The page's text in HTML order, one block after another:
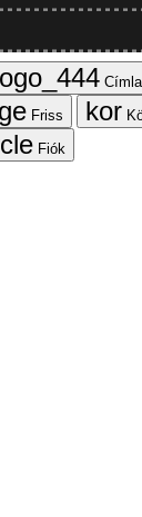
Friss
Fiók